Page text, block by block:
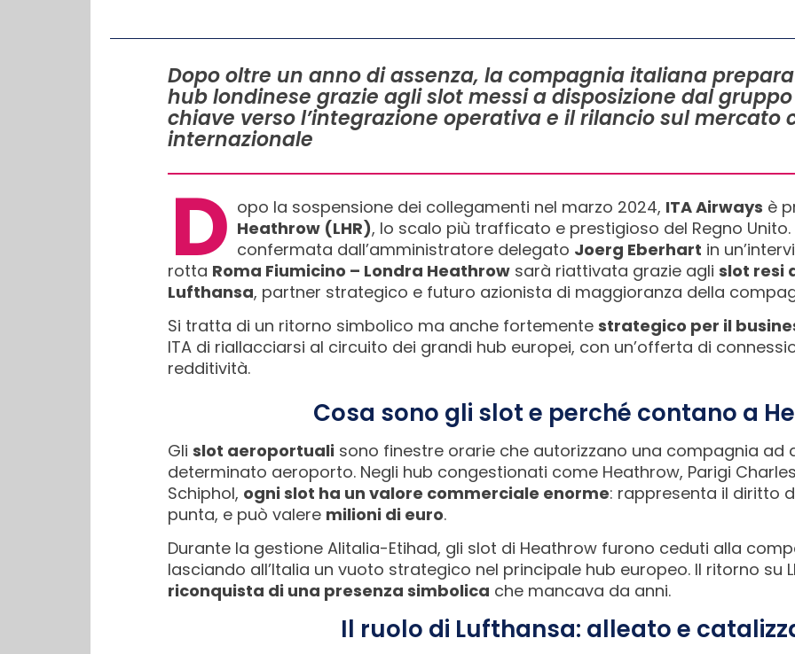
Dopo oltre un anno di assenza, la compagnia italiana
hub londinese grazie agli slot messi a disposizione dal
chiave verso l’integrazione operativa e il rilancio sul mercato
internazionale
D opo la sospensione dei collegamenti nel marzo 2024, ITA Airways è
Heathrow (LHR), lo scalo più trafficato e prestigioso del Regno
confermata dall’amministratore delegato Joerg Eberhart in
rotta Roma Fiumicino – Londra Heathrow sarà riattivata grazie agli slot resi
Lufthansa, partner strategico e futuro azionista di maggioranza della
Si tratta di un ritorno simbolico ma anche fortemente strategico per il
ITA di riallacciarsi al circuito dei grandi hub europei, con un’offerta di
redditività.
Cosa sono gli slot e perché contano a
Gli slot aeroportuali sono finestre orarie che autorizzano una compagnia ad
determinato aeroporto. Negli hub congestionati come Heathrow, Parigi
Schiphol, ogni slot ha un valore commerciale enorme: rappresenta il diritto
punta, e può valere milioni di euro.
Durante la gestione Alitalia-Etihad, gli slot di Heathrow furono ceduti alla
lasciando all’Italia un vuoto strategico nel principale hub europeo. Il ritorno su
riconquista di una presenza simbolica che mancava da anni.
Il ruolo di Lufthansa: alleato e